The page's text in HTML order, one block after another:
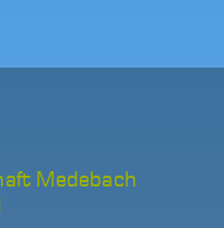
Medebach